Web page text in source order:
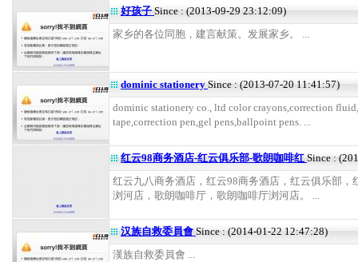
好孩子 Since : (2013-09-29 23:12:09)
家乡的各位同胞，建言献策。发展家乡。 ...
dominic stationery Since : (2013-07-20 11:41:57)
dominic stationery co., ltd color crayons,correction
tape,correction pen,gel pens,ballpoint pens. ...
红云98商务酒店-红云俱乐部-歌朗咖啡红Since :
红云九八商务酒店，红云98商务酒店，红云俱乐部，
浏河店，歌朗咖啡厅，歌朗咖啡厅浏河店。 ...
汉族自救委員會 Since : (2014-01-22 12:47:28)
漢族自救委員會 ...